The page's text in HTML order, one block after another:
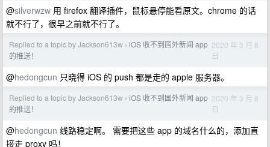
@silverwzw 用 firefox 翻译插件，鼠标悬停能看原文。chrome 的话
就不行了，很早之前就不行了。
Replied to a topic by Jackson613w › iOS 收不到国外新闻 app
的推送！
2020 年 3 月 8
日
@hedongcun 只晓得 iOS 的 push 都是走的 apple 服务器。
Replied to a topic by Jackson613w › iOS 收不到国外新闻 app
的推送！
2020 年 3 月 8
日
@hedongcun 线路稳定啊。 需要把这些 app 的域名什么的，添加直
接走 proxy 吗！